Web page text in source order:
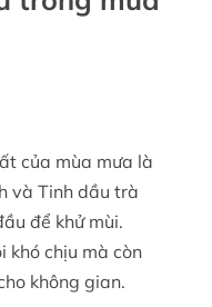
của mùa mưa là
và Tinh dầu trà
để khử mùi.
khó chịu mà còn
không gian.